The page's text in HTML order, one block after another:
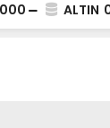
ALTIN